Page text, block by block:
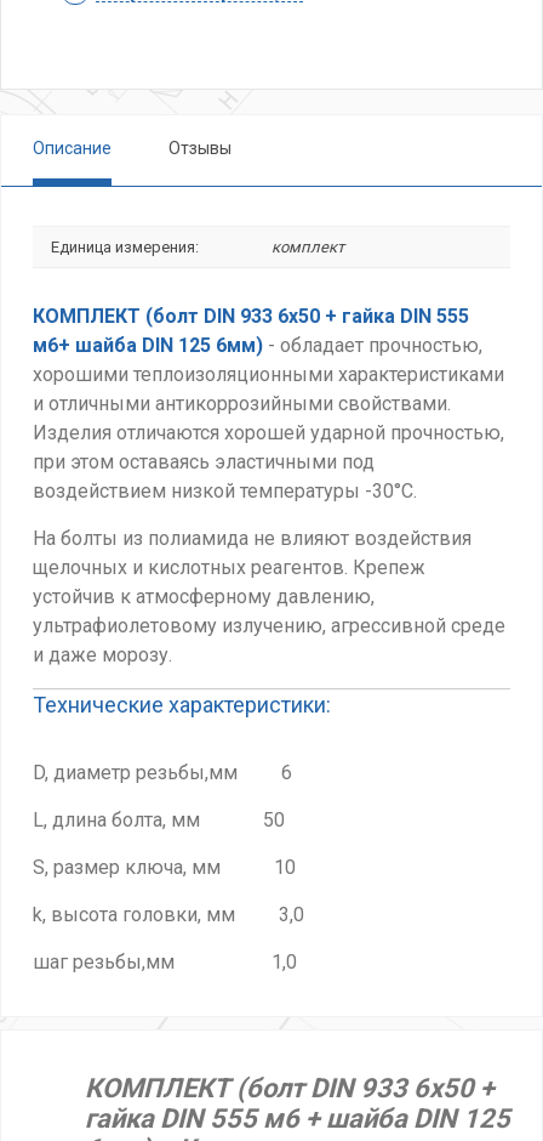
Описание Отзывы
Единица измерения: комплект
КОМПЛЕКТ (болт DIN 933 6х50 + гайка DIN 555
м6+ шайба DIN 125 6мм) - обладает прочностью,
хорошими теплоизоляционными характеристиками
и отличными антикоррозийными свойствами.
Изделия отличаются хорошей ударной прочностью,
при этом оставаясь эластичными под
воздействием низкой температуры -30°С.
На болты из полиамида не влияют воздействия
щелочных и кислотных реагентов. Крепеж
устойчив к атмосферному давлению,
ультрафиолетовому излучению, агрессивной среде
и даже морозу.
Технические характеристики:
D, диаметр резьбы,мм 6
L, длина болта, мм 50
S, размер ключа, мм 10
k, высота головки, мм 3,0
шаг резьбы,мм 1,0
КОМПЛЕКТ (болт DIN 933 6х50 +
гайка DIN 555 м6 + шайба DIN 125